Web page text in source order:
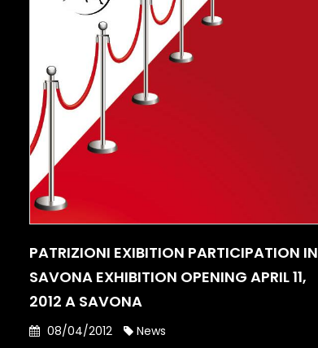
PATRIZIONI EXIBITION PARTICIPATION IN
SAVONA EXHIBITION OPENING APRIL 11,
2012 A SAVONA
08/04/2012
News